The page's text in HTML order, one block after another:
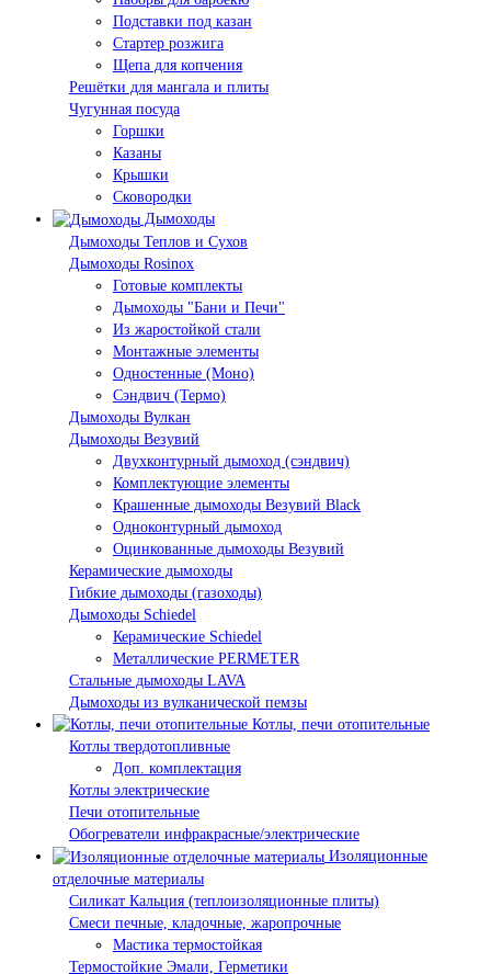
Подставки под казан
Стартер розжига
Щепа для копчения
Решётки для мангала и плиты
Чугунная посуда
Горшки
Казаны
Крышки
Сковородки
Дымоходы
Дымоходы Теплов и Сухов
Дымоходы Rosinox
Готовые комплекты
Дымоходы "Бани и Печи"
Из жаростойкой стали
Монтажные элементы
Одностенные (Моно)
Сэндвич (Термо)
Дымоходы Вулкан
Дымоходы Везувий
Двухконтурный дымоход (сэндвич)
Комплектующие элементы
Крашенные дымоходы Везувий Black
Одноконтурный дымоход
Оцинкованные дымоходы Везувий
Керамические дымоходы
Гибкие дымоходы (газоходы)
Дымоходы Schiedel
Керамические Schiedel
Металлические PERMETER
Стальные дымоходы LAVA
Дымоходы из вулканической пемзы
Котлы, печи отопительные
Котлы твердотопливные
Доп. комплектация
Котлы электрические
Печи отопительные
Обогреватели инфракрасные/электрические
Изоляционные
отделочные материалы
Силикат Кальция (теплоизоляционные плиты)
Смеси печные, кладочные, жаропрочные
Мастика термостойкая
Термостойкие Эмали, Герметики